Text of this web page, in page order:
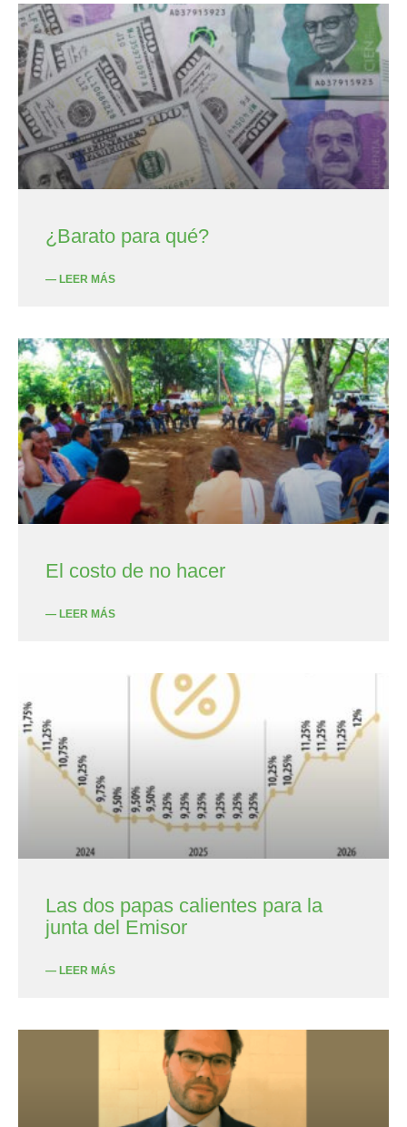
¿Barato para qué?
— LEER MÁS
El costo de no hacer
— LEER MÁS
Las dos papas calientes para la
junta del Emisor
— LEER MÁS